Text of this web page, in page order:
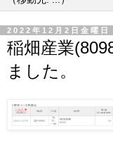
2022年12月2日金曜日
稲畑産業
ました。